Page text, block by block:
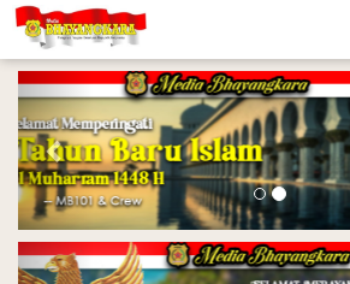
Previous
Previous